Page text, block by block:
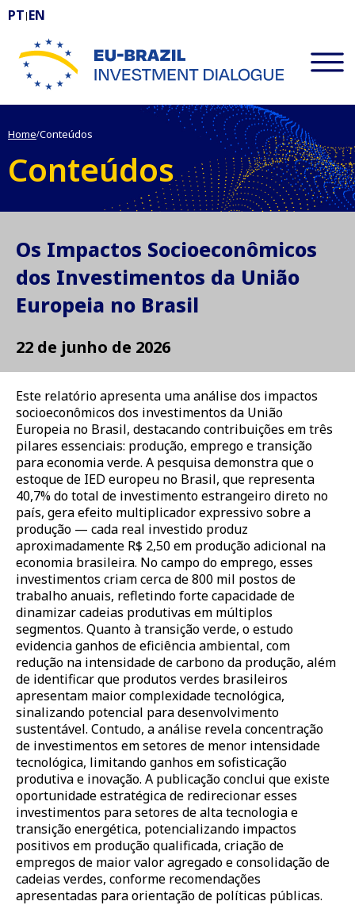
PT | EN
EU-BRAZIL Investment Dialogue
Home/Conteúdos
Conteúdos
Os Impactos Socioeconômicos
dos Investimentos da União
Europeia no Brasil
22 de junho de 2026
Este relatório apresenta uma análise dos impactos
socioeconômicos dos investimentos da União
Europeia no Brasil, destacando contribuições em três
pilares essenciais: produção, emprego e transição
para economia verde. A pesquisa demonstra que o
estoque de IED europeu no Brasil, que representa
40,7% do total de investimento estrangeiro direto no
país, gera efeito multiplicador expressivo sobre a
produção — cada real investido produz
aproximadamente R$ 2,50 em produção adicional na
economia brasileira. No campo do emprego, esses
investimentos criam cerca de 800 mil postos de
trabalho anuais, refletindo forte capacidade de
dinamizar cadeias produtivas em múltiplos
segmentos. Quanto à transição verde, o estudo
evidencia ganhos de eficiência ambiental, com
redução na intensidade de carbono da produção, além
de identificar que produtos verdes brasileiros
apresentam maior complexidade tecnológica,
sinalizando potencial para desenvolvimento
sustentável. Contudo, a análise revela concentração
de investimentos em setores de menor intensidade
tecnológica, limitando ganhos em sofisticação
produtiva e inovação. A publicação conclui que existe
oportunidade estratégica de redirecionar esses
investimentos para setores de alta tecnologia e
transição energética, potencializando impactos
positivos em produção qualificada, criação de
empregos de maior valor agregado e consolidação de
cadeias verdes, conforme recomendações
apresentadas para orientação de políticas públicas.